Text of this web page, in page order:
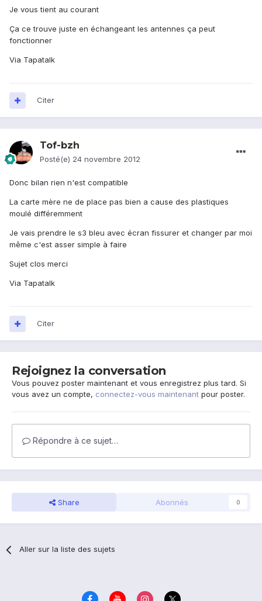
Je vous tient au courant
Ça ce trouve juste en échangeant les antennes ça peut
fonctionner
Via Tapatalk
Citer
Tof-bzh
Posté(e) 24 novembre 2012
Donc bilan rien n'est compatible
La carte mère ne de place pas bien a cause des plastiques
moulé différemment
Je vais prendre le s3 bleu avec écran fissurer et changer par moi
même c'est asser simple à faire
Sujet clos merci
Via Tapatalk
Citer
Rejoignez la conversation
Vous pouvez poster maintenant et vous enregistrez plus tard. Si
vous avez un compte, connectez-vous maintenant pour poster.
Répondre à ce sujet…
Share Abonnés 0
Aller sur la liste des sujets